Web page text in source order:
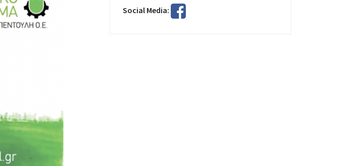
Social Media: